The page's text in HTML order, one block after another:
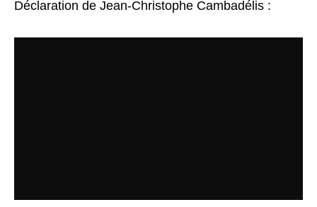
Déclaration de Jean-Christophe Cambadélis :